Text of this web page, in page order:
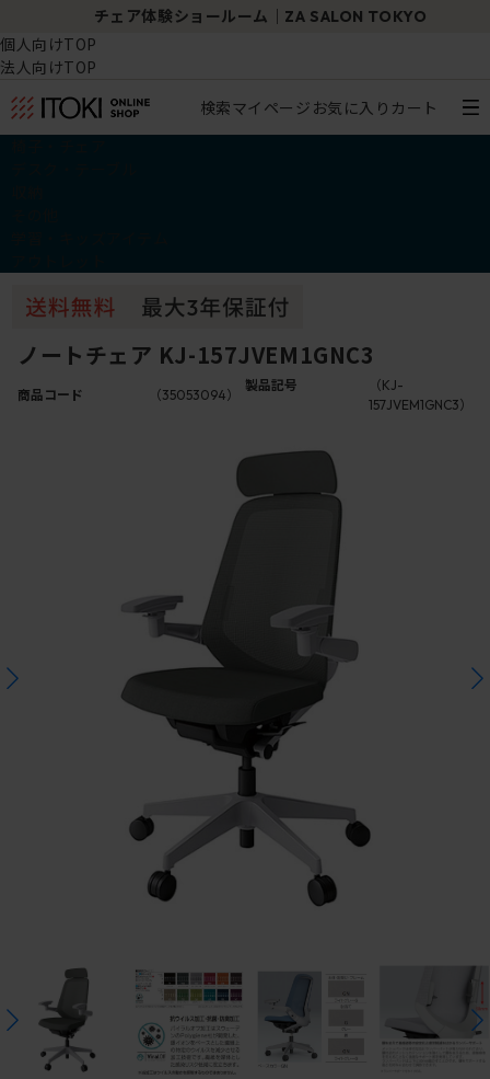
チェア体験ショールーム｜ZA SALON TOKYO
個人向けTOP
法人向けTOP
検索マイページ お気に入り カート
ノートチェア KJ-157JVEM1GNC3
商品コード （35053094）
製品記号
（KJ-
157JVEM1GNC3）